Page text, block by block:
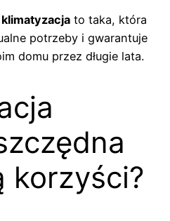
to taka, która
potrzeby i gwarantuje
domu przez długie lata.
korzyści?